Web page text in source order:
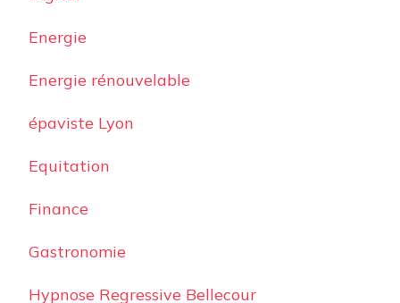
Energie
Energie rénouvelable
épaviste Lyon
Equitation
Finance
Gastronomie
Hypnose Regressive Bellecour